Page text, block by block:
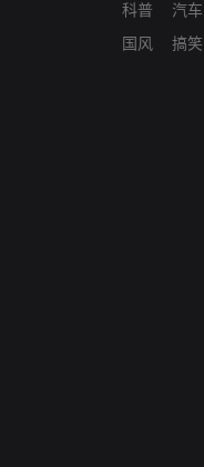
科普
国风
汽车
搞笑